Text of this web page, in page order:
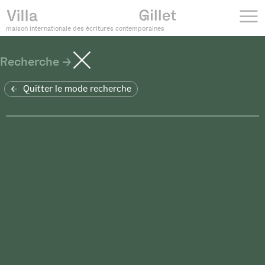
maison internationale des écritures contemporaines
Recherche
Quitter le mode recherche